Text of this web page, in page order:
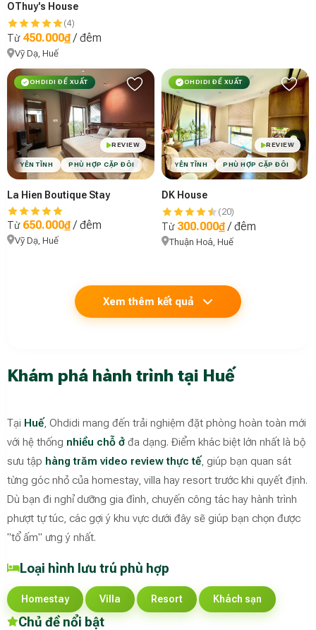
OThuy's House
(4)
Từ 450.000₫/ đêm
Vỹ Dạ, Huế
OHDIDI ĐỀ XUẤT
REVIEW
YÊN TĨNH PHÙ HỢP CẶP ĐÔI VIBE MINIMAL
La Hien Boutique Stay
Từ 650.000₫/ đêm
Vỹ Dạ, Huế
OHDIDI ĐỀ XUẤT
REVIEW
YÊN TĨNH PHÙ HỢP CẶP ĐÔI
DK House
(20)
Từ 300.000₫/ đêm
Thuận Hoá, Huế
Xem thêm kết quả
Khám phá hành trình tại Huế
Tại Huế, Ohdidi mang đến trải nghiệm đặt phòng hoàn toàn mới
với hệ thống nhiều chỗ ở đa dạng. Điểm khác biệt lớn nhất là bộ
sưu tập hàng trăm video review thực tế, giúp bạn quan sát
từng góc nhỏ của homestay, villa hay resort trước khi quyết định.
Dù bạn đi nghỉ dưỡng gia đình, chuyến công tác hay hành trình
phượt tự túc, các gợi ý khu vực dưới đây sẽ giúp bạn chọn được
"tổ ấm" ưng ý nhất.
Loại hình lưu trú phù hợp
Homestay Villa Resort Khách sạn
Chủ đề nổi bật